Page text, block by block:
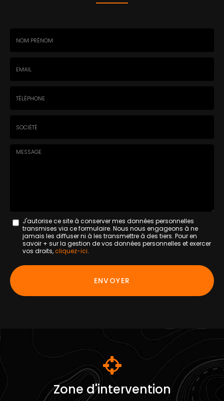
Message
J'autorise ce site à conserver mes données personnelles
transmises via ce formulaire. Nous nous engageons à ne
jamais les diffuser ni à les transmettre à des tiers. Pour en
savoir + sur la gestion de vos données personnelles et exercer
vos droits,cliquez-ici.
Acceptation
RGPD
*
ENVOYER
Zone d'intervention